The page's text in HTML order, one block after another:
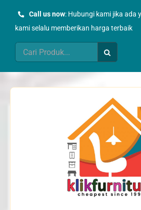
Call us now: Hubungi kami jika ada
kami selalu memberikan harga terbaik
Search
for: